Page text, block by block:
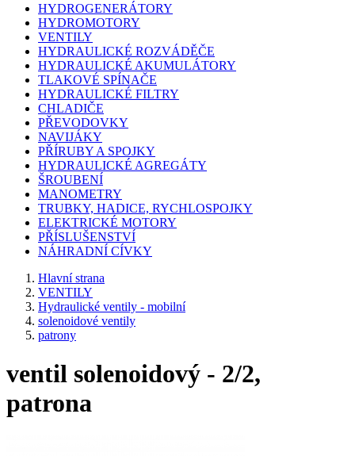
HYDROGENERÁTORY
HYDROMOTORY
VENTILY
HYDRAULICKÉ ROZVÁDĚČE
HYDRAULICKÉ AKUMULÁTORY
TLAKOVÉ SPÍNAČE
HYDRAULICKÉ FILTRY
CHLADIČE
PŘEVODOVKY
NAVIJÁKY
PŘÍRUBY A SPOJKY
HYDRAULICKÉ AGREGÁTY
ŠROUBENÍ
MANOMETRY
TRUBKY, HADICE, RYCHLOSPOJKY
ELEKTRICKÉ MOTORY
PŘÍSLUŠENSTVÍ
NÁHRADNÍ CÍVKY
Hlavní strana
VENTILY
Hydraulické ventily - mobilní
solenoidové ventily
patrony
ventil solenoidový - 2/2,
patrona